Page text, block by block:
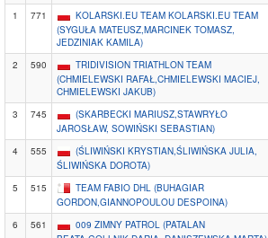
1 771
KOLARSKI.EU TEAM KOLARSKI.EU TEAM
(SYGUŁA MATEUSZ,MARCINEK TOMASZ,
JEDZINIAK KAMILA)
2 590
TRIDIVISION TRIATHLON TEAM
(CHMIELEWSKI RAFAŁ,CHMIELEWSKI MACIEJ,
CHMIELEWSKI JAKUB)
3 745
(SKARBECKI MARIUSZ,STAWRYŁO
JAROSŁAW, SOWIŃSKI SEBASTIAN)
4 555
(ŚLIWIŃSKI KRYSTIAN,ŚLIWIŃSKA JULIA,
ŚLIWIŃSKA DOROTA)
5 515
TEAM FABIO DHL (BUHAGIAR
GORDON,GIANNOPOULOU DESPOINA)
6 561
009 ZIMNY PATROL (PATALAN